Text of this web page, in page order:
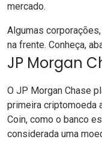
mercado.
Algumas
na frente. Conheça,
JP Morgan
O JP Morgan Chase
primeira criptomoeda
Coin, como o banco
considerada uma